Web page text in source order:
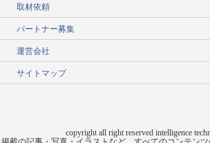
取材依頼
パートナー募集
運営会社
サイトマップ
copyright all right reserved intelligence